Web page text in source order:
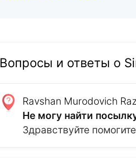
Вопросы и ответы о
Ravshan Murodovich
Не могу найти
Здравствуйте